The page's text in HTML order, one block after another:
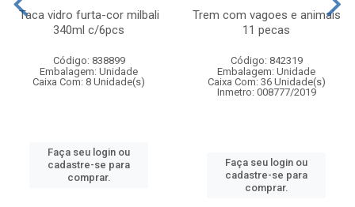
Taca vidro furta-cor milbali
340ml c/6pcs
Código: 838899
Embalagem: Unidade
Caixa Com: 8 Unidade(s)
Faça seu login ou
cadastre-se para
comprar.
Trem com vagoes e animais
11 pecas
Código: 842319
Embalagem: Unidade
Caixa Com: 36 Unidade(s)
Inmetro: 008777/2019
Faça seu login ou
cadastre-se para
comprar.